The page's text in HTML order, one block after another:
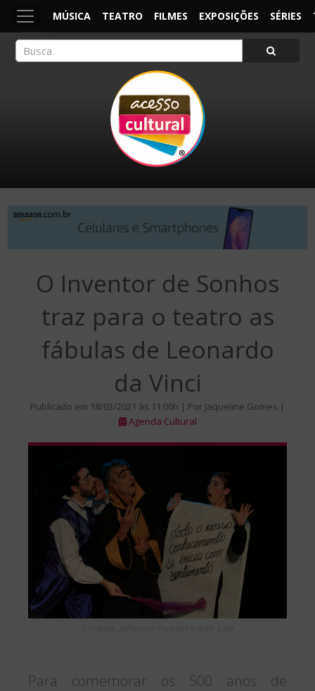
MÚSICA TEATRO FILMES EXPOSIÇÕES SÉRIES
O Inventor de Sonhos
traz para o teatro as
fábulas de Leonardo
da Vinci
Publicado em 18/03/2021 às 11:00h | Por Jaqueline Gomes |
Agenda Cultural
Para comemorar os 500 anos de